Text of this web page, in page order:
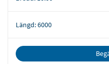
Längd:6000